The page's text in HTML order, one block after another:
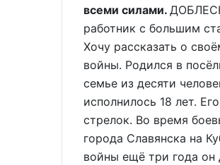
всеми силами.
работник с большим
Хочу рассказать о
войны. Родился в
семье из десяти
исполнилось 18 лет.
стрелок. Во время
города Славянска на
войны ещё три года он